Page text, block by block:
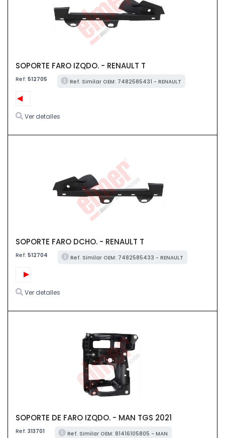
SOPORTE FARO IZQDO. - RENAULT T
Ref: 512705 Ref. Similar OEM: 7482585431 - RENAULT
Ver detalles
SOPORTE FARO DCHO. - RENAULT T
Ref: 512704 Ref. Similar OEM: 7482585433 - RENAULT
Ver detalles
SOPORTE DE FARO IZQDO. - MAN TGS 2021
Ref: 313701 Ref. Similar OEM: 81416105805 - MAN